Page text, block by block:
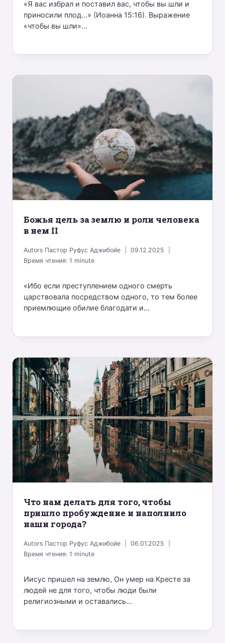
«Я вас избрал и поставил вас, чтобы вы шли и
приносили плод...» (Иоанна 15:16). Выражение
«чтобы вы шли»...
Божья цель за землю и роли человека
в нем II
Autors Пастор Руфус Аджибойе
09.12.2025
Время чтения:1 minute
«Ибо если преступлением одного смерть
царствовала посредством одного, то тем более
приемлющие обилие благодати и...
Что нам делать для того, чтобы
пришло пробуждение и наполнило
наши города?
Autors Пастор Руфус Аджибойе
06.01.2025
Время чтения:1 minute
Иисус пришел на землю, Он умер на Кресте за
людей не для того, чтобы люди были
религиозными и оставались...